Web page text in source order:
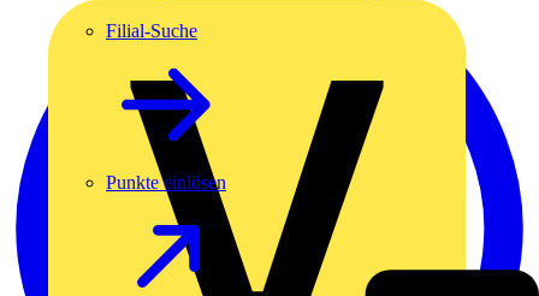
Filial-Suche
Punkte einlösen